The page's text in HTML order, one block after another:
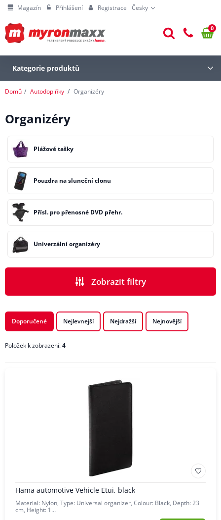
Magazín Přihlášení Registrace Česky
0
Kategorie produktů
Domů Autodoplňky Organizéry
Organizéry
Plážové tašky
Pouzdra na sluneční clonu
Přísl. pro přenosné DVD přehr.
Univerzální organizéry
Zobrazit filtry
PODKATEGORIE
CENA
Doporučené Nejlevnejší Nejdražší Nejnovější
Položek k zobrazení:4
Hama automotive Vehicle Etui, black
Material: Nylon, Type: Universal organizer, Colour: Black, Depth: 23
cm, Height: 1…